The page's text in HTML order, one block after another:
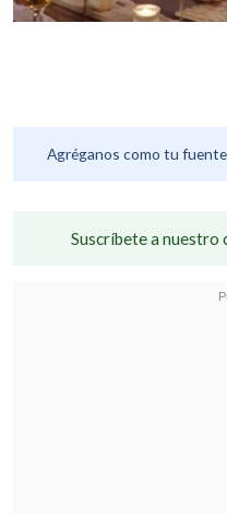
Agréganos como tu
Suscríbete a nuestro